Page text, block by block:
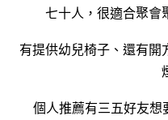
七十人，很適合聚會
有提供幼兒椅子、還有開
個人推薦有三五好友想